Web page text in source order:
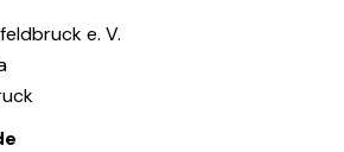
e. V.